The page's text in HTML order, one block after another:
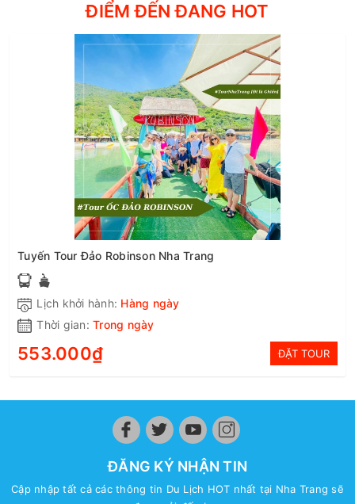
ĐIỂM ĐẾN ĐANG HOT
Tuyến Tour Đảo Robinson Nha Trang
Lịch khởi hành: Hàng ngày
Thời gian: Trong ngày
553.000₫ ĐẶT TOUR
ĐĂNG KÝ NHẬN TIN
Cập nhập tất cả các thông tin Du Lịch HOT nhất tại Nha Trang sẽ